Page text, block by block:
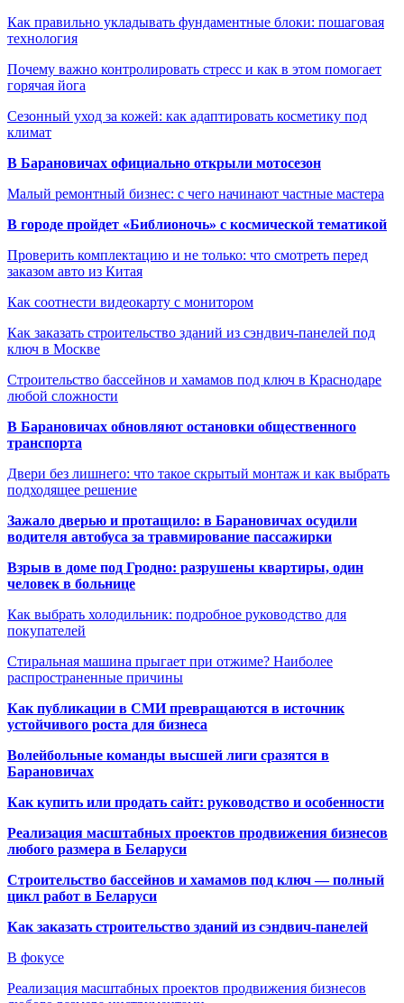
Как правильно укладывать фундаментные блоки: пошаговая
технология
Почему важно контролировать стресс и как в этом помогает
горячая йога
Сезонный уход за кожей: как адаптировать косметику под
климат
В Барановичах официально открыли мотосезон
Малый ремонтный бизнес: с чего начинают частные мастера
В городе пройдет «Библионочь» с космической тематикой
Проверить комплектацию и не только: что смотреть перед
заказом авто из Китая
Как соотнести видеокарту с монитором
Как заказать строительство зданий из сэндвич-панелей под
ключ в Москве
Строительство бассейнов и хамамов под ключ в Краснодаре
любой сложности
В Барановичах обновляют остановки общественного
транспорта
Двери без лишнего: что такое скрытый монтаж и как выбрать
подходящее решение
Зажало дверью и протащило: в Барановичах осудили
водителя автобуса за травмирование пассажирки
Взрыв в доме под Гродно: разрушены квартиры, один
человек в больнице
Как выбрать холодильник: подробное руководство для
покупателей
Стиральная машина прыгает при отжиме? Наиболее
распространенные причины
Как публикации в СМИ превращаются в источник
устойчивого роста для бизнеса
Волейбольные команды высшей лиги сразятся в
Барановичах
Как купить или продать сайт: руководство и особенности
Реализация масштабных проектов продвижения бизнесов
любого размера в Беларуси
Строительство бассейнов и хамамов под ключ — полный
цикл работ в Беларуси
Как заказать строительство зданий из сэндвич-панелей
В фокусе
Реализация масштабных проектов продвижения бизнесов